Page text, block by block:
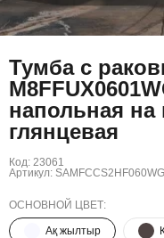
Тумба с
напольная на
глянцевая
Код: 23061
Артикул: SAMFCCS2HF060WG
ОСНОВНОЙ ЦВЕТ:
Ақ жылтыр